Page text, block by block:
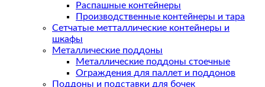
Распашные контейнеры
Производственные контейнеры и тара
Сетчатые метталлические контейнеры и
шкафы
Металлические поддоны
Металлические поддоны стоечные
Ограждения для паллет и поддонов
Поддоны и подставки для бочек